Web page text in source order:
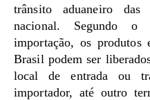
trânsito aduaneiro
nacional. Segundo o
importação, os produtos
Brasil podem ser
local de entrada ou
importador, até outro